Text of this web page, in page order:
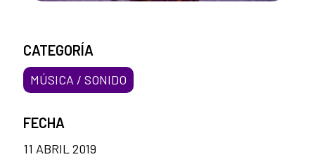
CATEGORÍA
MÚSICA / SONIDO
FECHA
11 ABRIL 2019